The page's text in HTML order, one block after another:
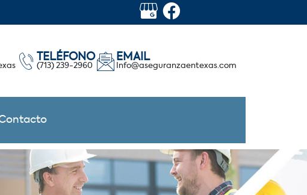
TELÉFONO
(713) 239-2960
EMAIL
Info@aseguranzaentexas.com